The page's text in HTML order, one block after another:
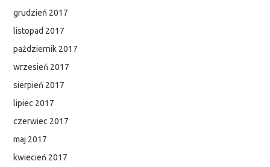
grudzień 2017
listopad 2017
październik 2017
wrzesień 2017
sierpień 2017
lipiec 2017
czerwiec 2017
maj 2017
kwiecień 2017